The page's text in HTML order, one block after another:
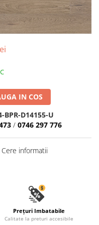
IN COS
BPR-D14155-U
/ 0746 297 776
informatii
Prețuri Imbatabile
Calitate la preturi accesibile